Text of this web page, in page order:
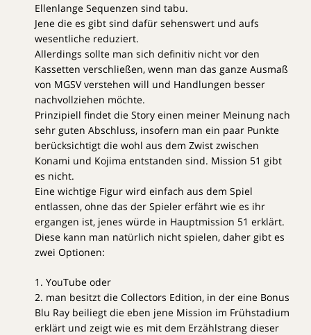
Ellenlange Sequenzen sind tabu.
Jene die es gibt sind dafür sehenswert und aufs
wesentliche reduziert.
Allerdings sollte man sich definitiv nicht vor den
Kassetten verschließen, wenn man das ganze Ausmaß
von MGSV verstehen will und Handlungen besser
nachvollziehen möchte.
Prinzipiell findet die Story einen meiner Meinung nach
sehr guten Abschluss, insofern man ein paar Punkte
berücksichtigt die wohl aus dem Zwist zwischen
Konami und Kojima entstanden sind. Mission 51 gibt
es nicht.
Eine wichtige Figur wird einfach aus dem Spiel
entlassen, ohne das der Spieler erfährt wie es ihr
ergangen ist, jenes würde in Hauptmission 51 erklärt.
Diese kann man natürlich nicht spielen, daher gibt es
zwei Optionen:
1. YouTube oder
2. man besitzt die Collectors Edition, in der eine Bonus
Blu Ray beiliegt die eben jene Mission im Frühstadium
erklärt und zeigt wie es mit dem Erzählstrang dieser